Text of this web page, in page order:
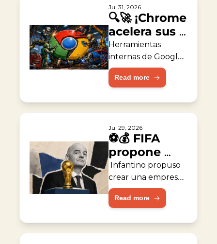
Jul 31, 2026
🔍🚀 ¡Chrome
acelera sus
reparaciones
con IA!
Herramientas
internas de Google
ayudaron a corregir
fallas de seguridad
Read more
Jul 29, 2026
⚽💰 FIFA
propone
empresa de
capital
privado
Infantino propuso
crear una empresa
valorada en
$20,000 millones
Read more